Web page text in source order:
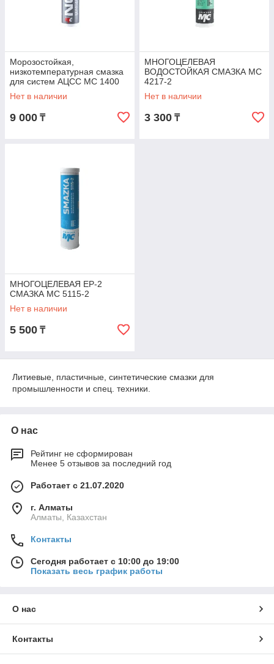
Морозостойкая,
низкотемпературная смазка
для систем АЦСС МС 1400
NORD
Нет в наличии
9 000 ₸
МНОГОЦЕЛЕВАЯ
ВОДОСТОЙКАЯ СМАЗКА МС
4217-2
Нет в наличии
3 300 ₸
МНОГОЦЕЛЕВАЯ EP-2
СМАЗКА МС 5115-2
Нет в наличии
5 500 ₸
Литиевые, пластичные, синтетические смазки для
промышленности и спец. техники.
О нас
Рейтинг не сформирован
Менее 5 отзывов за последний год
Работает с 21.07.2020
г. Алматы
Алматы, Казахстан
Контакты
Сегодня работает с 10:00 до 19:00
Показать весь график работы
О нас
Контакты